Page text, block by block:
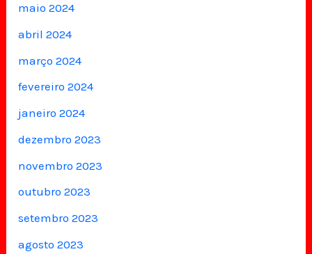
maio 2024
abril 2024
março 2024
fevereiro 2024
janeiro 2024
dezembro 2023
novembro 2023
outubro 2023
setembro 2023
agosto 2023